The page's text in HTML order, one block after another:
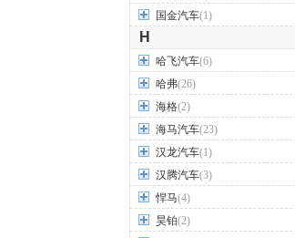
国金汽车(1)
H
哈飞汽车(6)
哈弗(26)
海格(2)
海马汽车(23)
汉龙汽车(1)
汉腾汽车(3)
悍马(4)
昊铂(2)